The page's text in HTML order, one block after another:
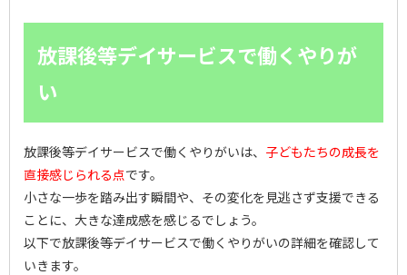
放課後等デイサービスで働くやりが
い
放課後等デイサービスで働くやりがいは、 子どもたちの成長を
直接感じられる点です。
小さな一歩を踏み出す瞬間や、その変化を見逃さず支援できる
ことに、大きな達成感を感じるでしょう。
以下で放課後等デイサービスで働くやりがいの詳細を確認して
いきます。